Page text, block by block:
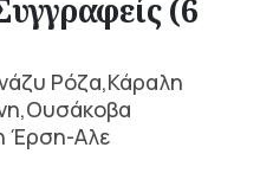
(6
Ρόζα,Κάραλη
Έρση-Αλε